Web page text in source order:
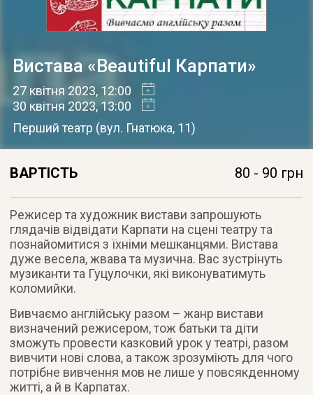
Вистава «Beautiful Карпати»
27 квітня 2023, 12:00
30 квітня 2023, 13:00
Перший театр (вул. Гнатюка, 11)
ВАРТІСТЬ 80 - 90 грн
Режисер та художник вистави запрошують
глядачів відвідати Карпати на сцені театру та
познайомитися з їхніми мешканцями. Вистава
дуже весела, жвава та музична. Вас зустрінуть
музиканти та Гуцулочки, які виконуватимуть
коломийки.
Вивчаємо англійську разом – жанр вистави
визначений режисером, тож батьки та діти
зможуть провести казковий урок у театрі, разом
вивчити нові слова, а також зрозуміють для чого
потрібне вивчення мов не лише у повсякденному
житті, а й в Карпатах.